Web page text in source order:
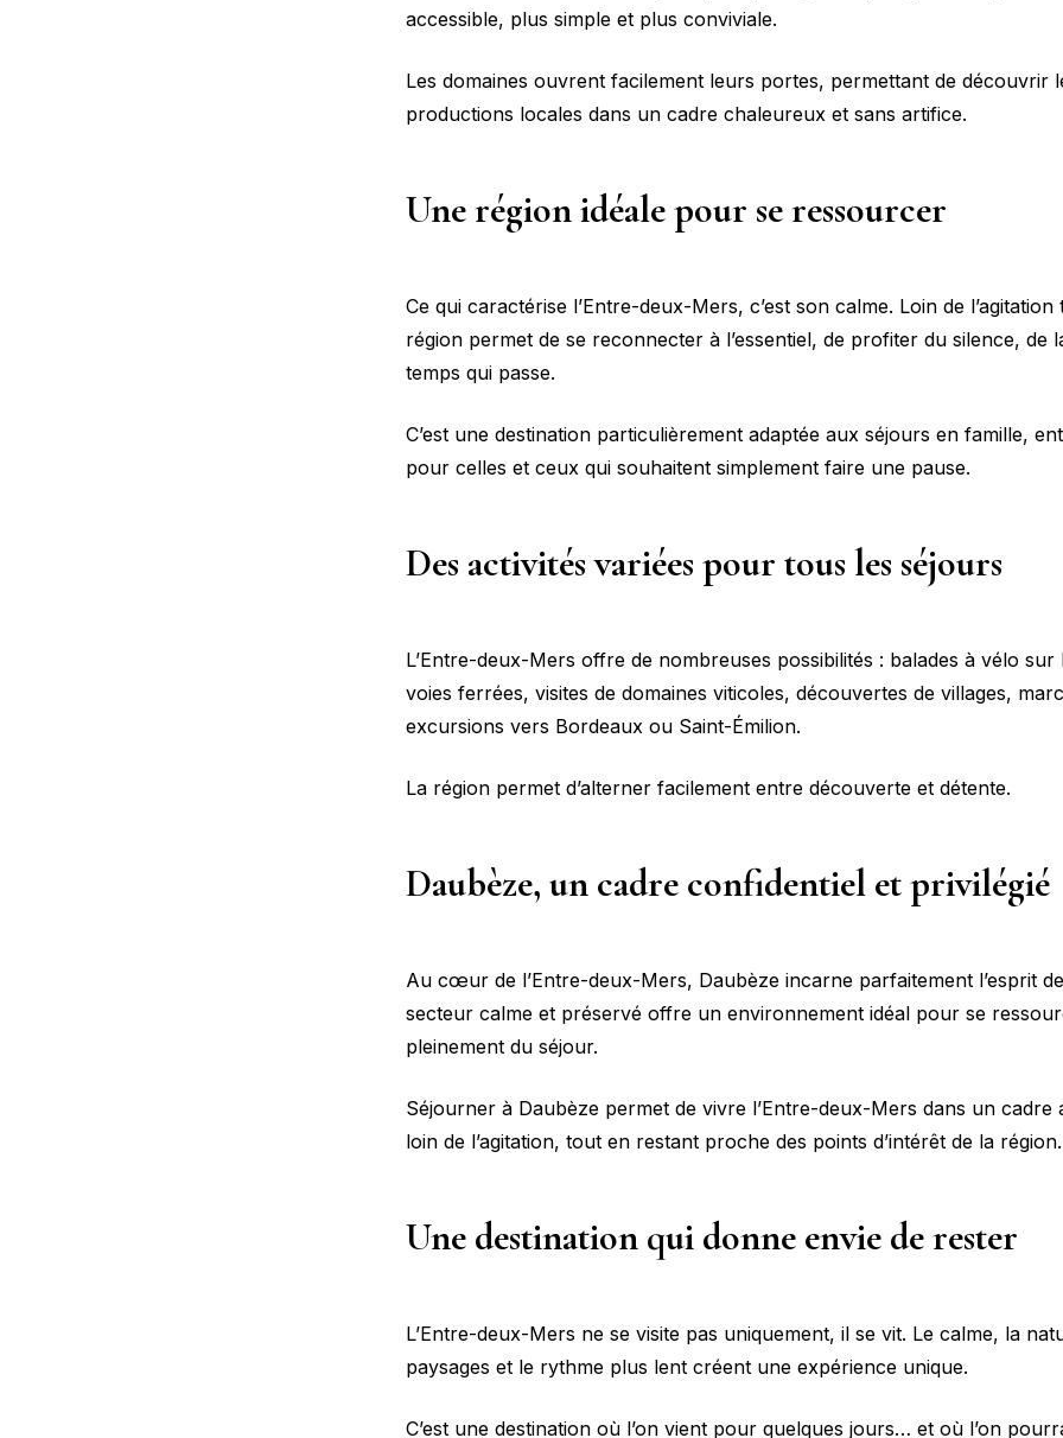
accessible, plus simple et plus conviviale.
Les domaines ouvrent facilement leurs portes, permettant de découvrir
productions locales dans un cadre chaleureux et sans artifice.
Une région idéale pour se ressourcer
Ce qui caractérise l’Entre-deux-Mers, c’est son calme. Loin de
région permet de se reconnecter à l’essentiel, de profiter du silence, de
temps qui passe.
C’est une destination particulièrement adaptée aux séjours en famille,
pour celles et ceux qui souhaitent simplement faire une pause.
Des activités variées pour tous les séjours
L’Entre-deux-Mers offre de nombreuses possibilités : balades à vélo sur
voies ferrées, visites de domaines viticoles, découvertes de villages,
excursions vers Bordeaux ou Saint-Émilion.
La région permet d’alterner facilement entre découverte et détente.
Daubèze, un cadre confidentiel et privilégié
Au cœur de l’Entre-deux-Mers, Daubèze incarne parfaitement l’esprit
secteur calme et préservé offre un environnement idéal pour se
pleinement du séjour.
Séjourner à Daubèze permet de vivre l’Entre-deux-Mers dans un cadre
loin de l’agitation, tout en restant proche des points d’intérêt de la région.
Une destination qui donne envie de rester
L’Entre-deux-Mers ne se visite pas uniquement, il se vit. Le calme, la
paysages et le rythme plus lent créent une expérience unique.
C’est une destination où l’on vient pour quelques jours… et où l’on